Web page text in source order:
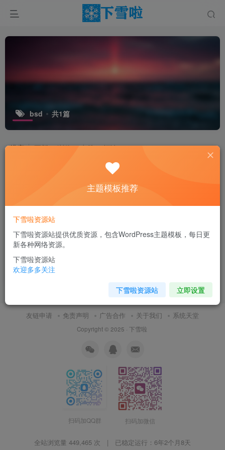
bsd 共1篇
排序 更新 浏览 点赞 评论
什么是RISC-V？
日常随笔
1月29日 10:20
友链申请 免责声明 广告合作 关于我们 系统天堂
Copyright © 2025 · 下雪啦
扫码加QQ群 扫码加微信
全站浏览量 449,465 次 | 已稳定运行： 6年2个月8天
主题模板推荐
下雪啦资源站
下雪啦资源站提供优质资源，包含WordPress主题模板，每日更
新各种网络资源。
下雪啦资源站
欢迎多多关注
下雪啦资源站 立即设置